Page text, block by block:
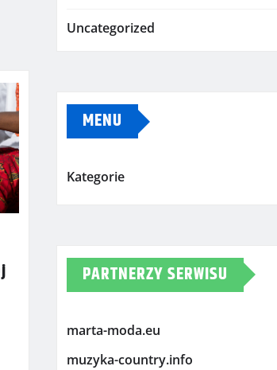
Uncategorized
MENU
Kategorie
PARTNERZY SERWISU
marta-moda.eu
muzyka-country.info